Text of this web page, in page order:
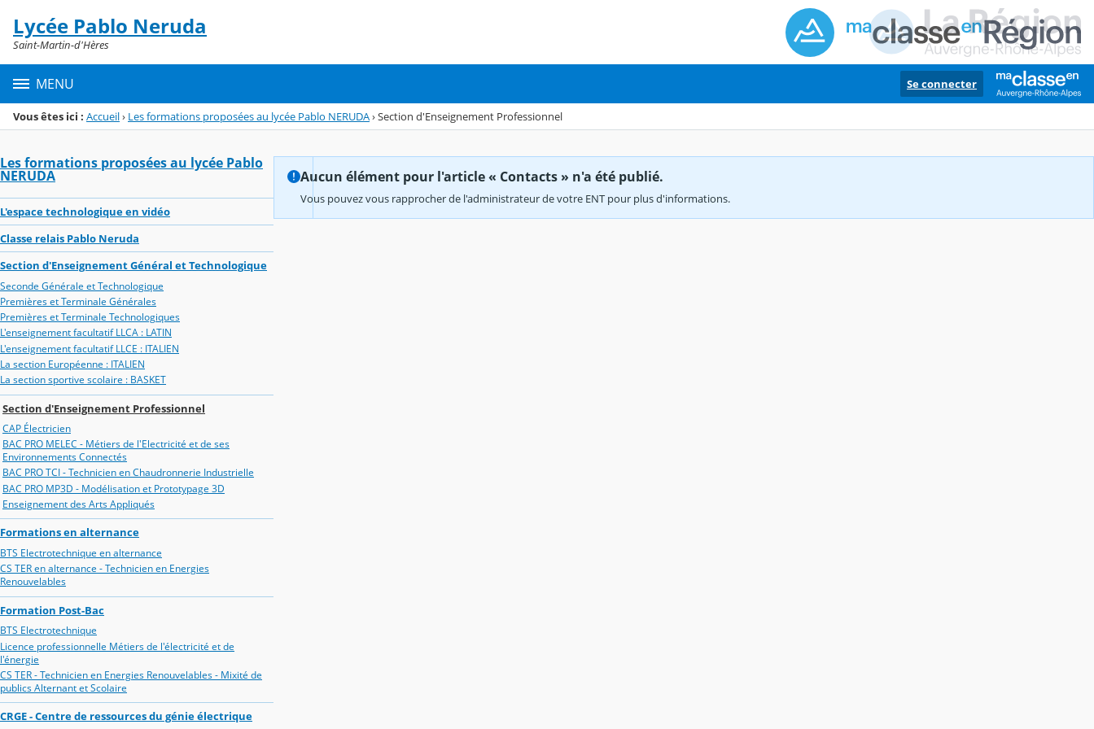
Menu de la rubrique
Contenu
Lycée Pablo Neruda
Saint-Martin-d'Hères
MENU Se connecter
Vous êtes ici : Accueil› Les formations proposées au lycée Pablo NERUDA›Section d'Enseignement Professionnel
Les formations proposées au lycée Pablo
NERUDA
L'espace technologique en vidéo
Classe relais Pablo Neruda
Section d'Enseignement Général et Technologique
Seconde Générale et Technologique
Premières et Terminale Générales
Premières et Terminale Technologiques
L'enseignement facultatif LLCA : LATIN
L'enseignement facultatif LLCE : ITALIEN
La section Européenne : ITALIEN
La section sportive scolaire : BASKET
Section d'Enseignement Professionnel
CAP Électricien
BAC PRO MELEC - Métiers de l'Electricité et de ses
Environnements Connectés
BAC PRO TCI - Technicien en Chaudronnerie Industrielle
BAC PRO MP3D - Modélisation et Prototypage 3D
Enseignement des Arts Appliqués
Formations en alternance
BTS Electrotechnique en alternance
CS TER en alternance - Technicien en Energies
Renouvelables
Formation Post-Bac
BTS Electrotechnique
Licence professionnelle Métiers de l'électricité et de
l'énergie
CS TER - Technicien en Energies Renouvelables - Mixité de
publics Alternant et Scolaire
CRGE - Centre de ressources du génie électrique
Aucun élément pour l'article « Contacts » n'a été publié.
Vous pouvez vous rapprocher de l'administrateur de votre ENT pour plus d'informations.